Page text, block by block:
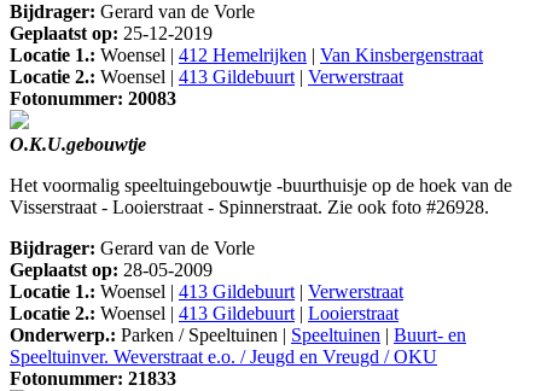
Bijdrager: Gerard van de Vorle
Geplaatst op: 25-12-2019
Locatie 1.: Woensel | 412 Hemelrijken | Van Kinsbergenstraat
Locatie 2.: Woensel | 413 Gildebuurt| Verwerstraat
Fotonummer: 20083
O.K.U.gebouwtje
Het voormalig speeltuingebouwtje -buurthuisje op de hoek van de
Visserstraat - Looierstraat - Spinnerstraat. Zie ook foto #26928.
Bijdrager: Gerard van de Vorle
Geplaatst op: 28-05-2009
Locatie 1.: Woensel | 413 Gildebuurt| Verwerstraat
Locatie 2.: Woensel | 413 Gildebuurt| Looierstraat
Onderwerp.: Parken / Speeltuinen | Speeltuinen | Buurt- en
Speeltuinver. Weverstraat e.o. / Jeugd en Vreugd / OKU
Fotonummer: 21833